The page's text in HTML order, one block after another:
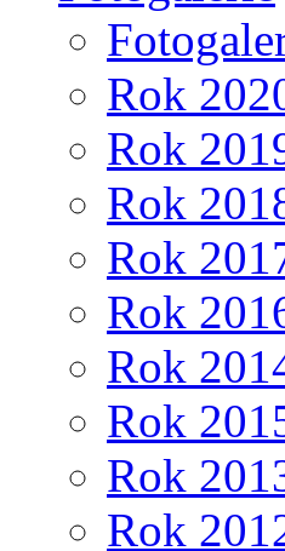
Rok
Rok
Rok
Rok
Rok
Rok
Rok
Rok
Rok